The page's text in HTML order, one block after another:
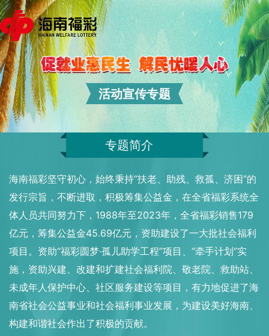
活动宣传专题
专题简介
海南福彩坚守初心，始终秉持“扶老、助残、救孤、济困”的
发行宗旨，不断进取，积极筹集公益金，在全省福彩系统全
体人员共同努力下，1988年至2023年，全省福彩销售179
亿元，筹集公益金45.69亿元，资助建设了一大批社会福利
项目。资助“福彩圆梦·孤儿助学工程”项目、“牵手计划”实
施，资助兴建、改建和扩建社会福利院、敬老院、救助站、
未成年人保护中心、社区服务建设等项目，有力地促进了海
南省社会公益事业和社会福利事业发展，为建设美好海南、
构建和谐社会作出了积极的贡献。